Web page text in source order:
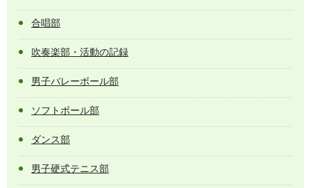
合唱部
吹奏楽部・活動の記録
男子バレーボール部
ソフトボール部
ダンス部
男子硬式テニス部